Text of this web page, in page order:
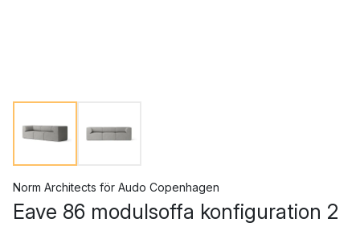
Norm Architects för Audo Copenhagen
Eave 86 modulsoffa konfiguration 2